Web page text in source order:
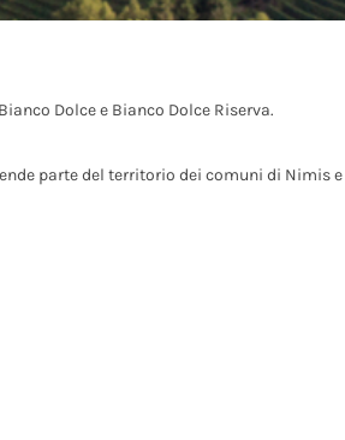
Dolce e Bianco Dolce Riserva.
parte del territorio dei comuni di Nimis